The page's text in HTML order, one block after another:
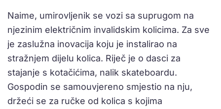
Naime, umirovljenik se vozi sa suprugom na
njezinim električnim invalidskim kolicima. Za sve
je zaslužna inovacija koju je instalirao na
stražnjem dijelu kolica. Riječ je o dasci za
stajanje s kotačićima, nalik skateboardu.
Gospodin se samouvjereno smjestio na nju,
držeći se za ručke od kolica s kojima